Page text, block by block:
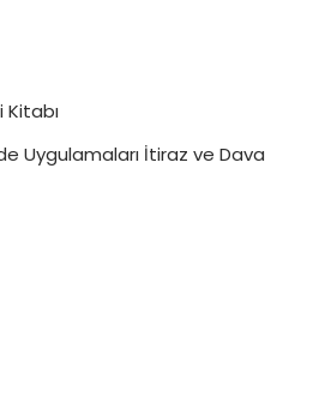
Kitabı
Uygulamaları İtiraz ve Dava